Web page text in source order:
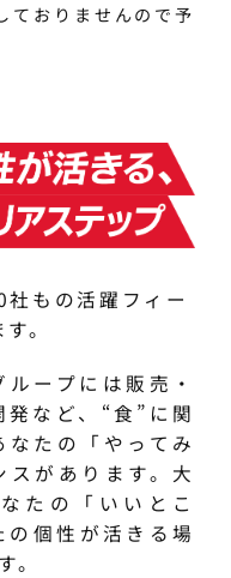
ておりませんので予
もの活躍フィー
。
ープには販売・
など、“食”に関
たの「やってみ
があります。大
たの「いいとこ
個性が活きる場
。